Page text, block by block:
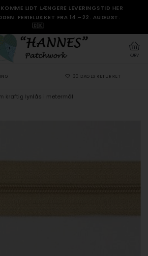
LIDT LÆNGERE LEVERINGSTID HER
FERIELUKKET FRA 14.–22. AUGUST.
🇩🇰
KURV
30 DAGES RETURRET
kraftig lynlås i metermål